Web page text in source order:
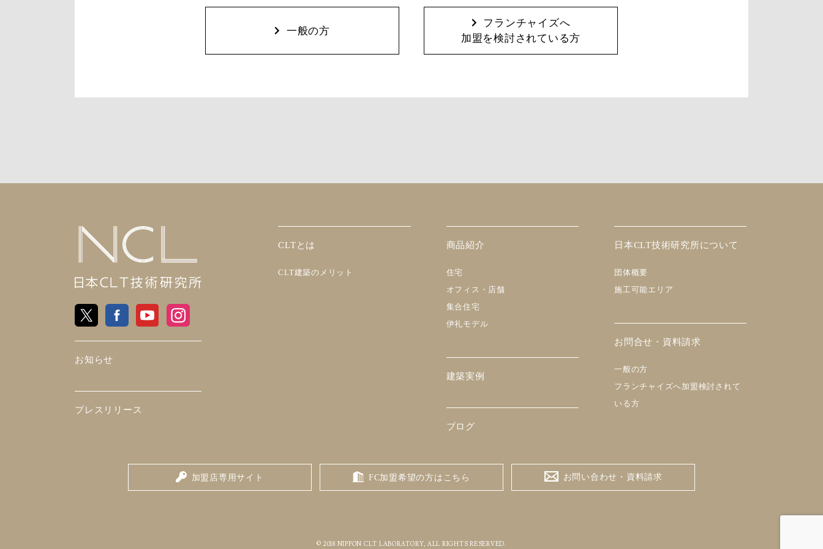
一般の方
フランチャイズへ
加盟を検討されている方
日
本
CLT
術
X FacebookYoutubeInstagram
お知らせ
プレスリリース
CLTとは
CLT建築のメリット
商品紹介
住宅
オフィス・店舗
集合住宅
伊礼モデル
建築実例
ブログ
日本CLT技術研究所について
団体概要
施工可能エリア
お問合せ・資料請求
一般の方
フランチャイズへ加盟検討されて
いる方
加盟店専用サイト FC加盟希望の方はこちら お問い合わせ・資料請求
© 2018 NIPPON CLT LABORATORY, ALL RIGHTS RESERVED.